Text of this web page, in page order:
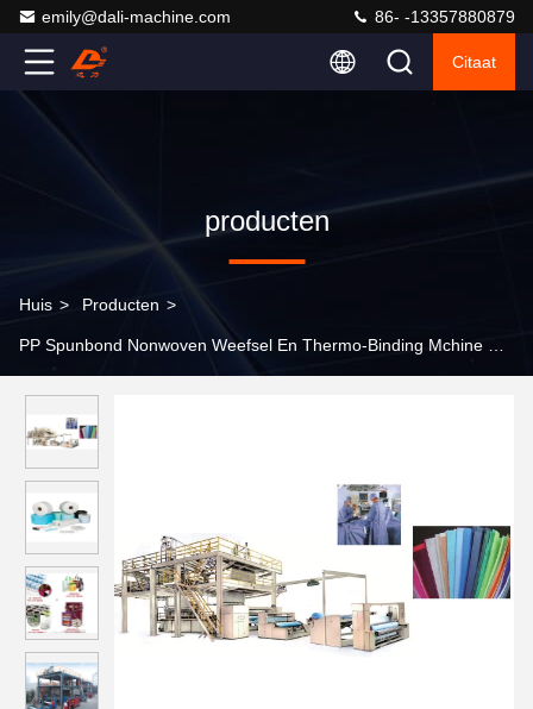
emily@dali-machine.com 86- -13357880879
Citaat
producten
Huis > Producten >
PP Spunbond Nonwoven Weefsel En Thermo-Binding Mchine
2400mm 3200mm